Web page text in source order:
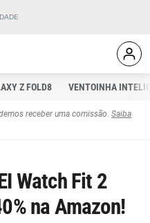
Z FOLD8 VENTOINHA
receber uma comissão. Saiba
Watch Fit 2
na Amazon!